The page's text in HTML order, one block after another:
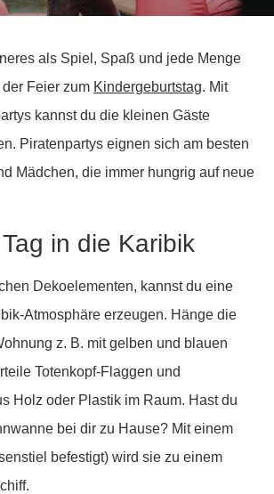
als Spiel, Spaß und jede Menge
Feier zum Kindergeburtstag. Mit
kannst du die kleinen Gäste
Piratenpartys eignen sich am besten
Mädchen, die immer hungrig auf neue
in die Karibik
Dekoelementen, kannst du eine
Atmosphäre erzeugen. Hänge die
z. B. mit gelben und blauen
Totenkopf-Flaggen und
Holz oder Plastik im Raum. Hast du
bei dir zu Hause? Mit einem
befestigt) wird sie zu einem